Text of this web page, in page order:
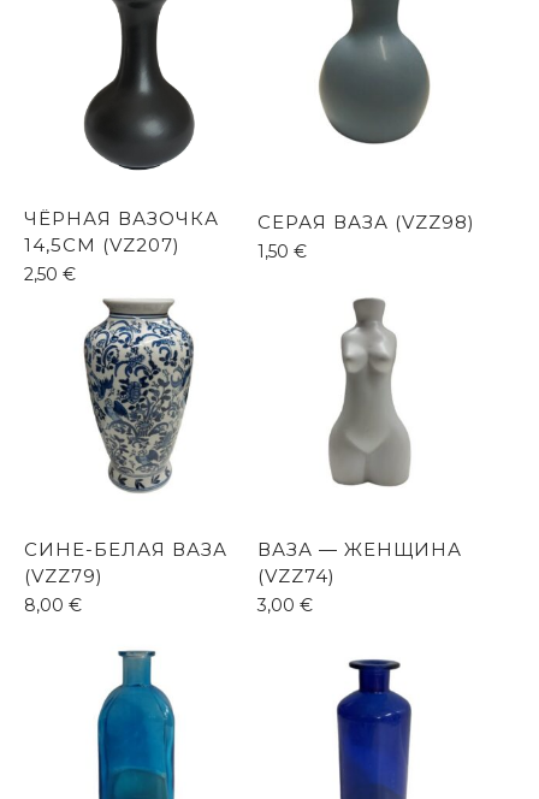
ЧЁРНАЯ ВАЗОЧКА
14,5СМ (VZ207)
2,50 €
СЕРАЯ ВАЗА (VZZ98)
1,50 €
СИНЕ-БЕЛАЯ ВАЗА
(VZZ79)
8,00 €
ВАЗА — ЖЕНЩИНА
(VZZ74)
3,00 €